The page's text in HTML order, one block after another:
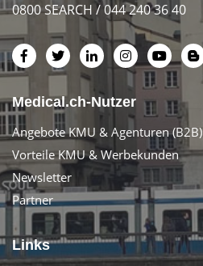
0800 SEARCH / 044 240 36 40
Medical.ch-Nutzer
Angebote KMU & Agenturen (B2B)
Vorteile KMU & Werbekunden
Newsletter
Partner
Links